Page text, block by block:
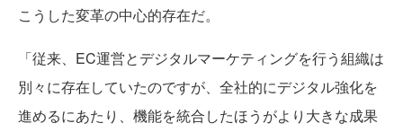
こうした変革の中心的存在だ。
「従来、EC運営とデジタルマーケティングを行う組織は
別々に存在していたのですが、全社的にデジタル強化を
進めるにあたり、機能を統合したほうがより大きな成果